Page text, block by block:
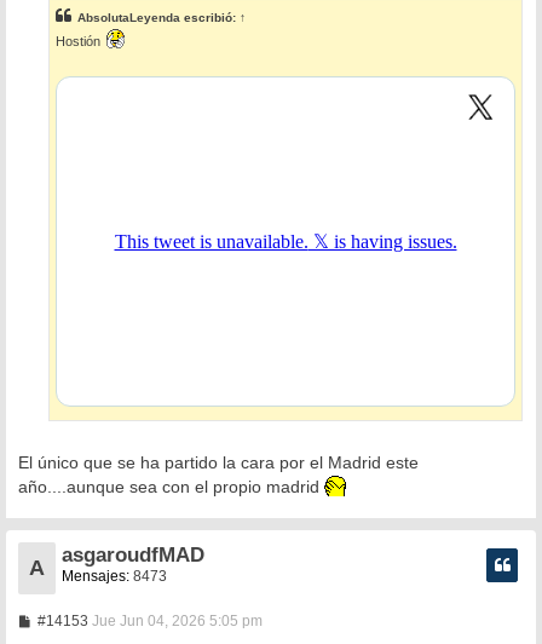
a
j
AbsolutaLeyenda escribió: ↑
Hostión
El único que se ha partido la cara por el Madrid este
año....aunque sea con el propio madrid
A
asgaroudfMAD
Mensajes: 8473
#14153MJue Jun 04, 2026 5:05 pm